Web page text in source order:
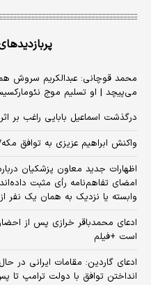
محمد قوچانی: عبدالکریم سروش
می‌پیچد | او تسلیم موج
درگذشت اسماعیل بابایی راغب بر
واکنش ابراهیم عزیزی به توافق
امضای تفاهم‌نامه رأی مثبت
وابسته یا نزدیک به همان یک نفر
ادعای محمدباقر خرازی پس از
است +فیلم
ادعای گاردین: مقامات ایرانی در
انداختن توافق با دولت ترامپ تا